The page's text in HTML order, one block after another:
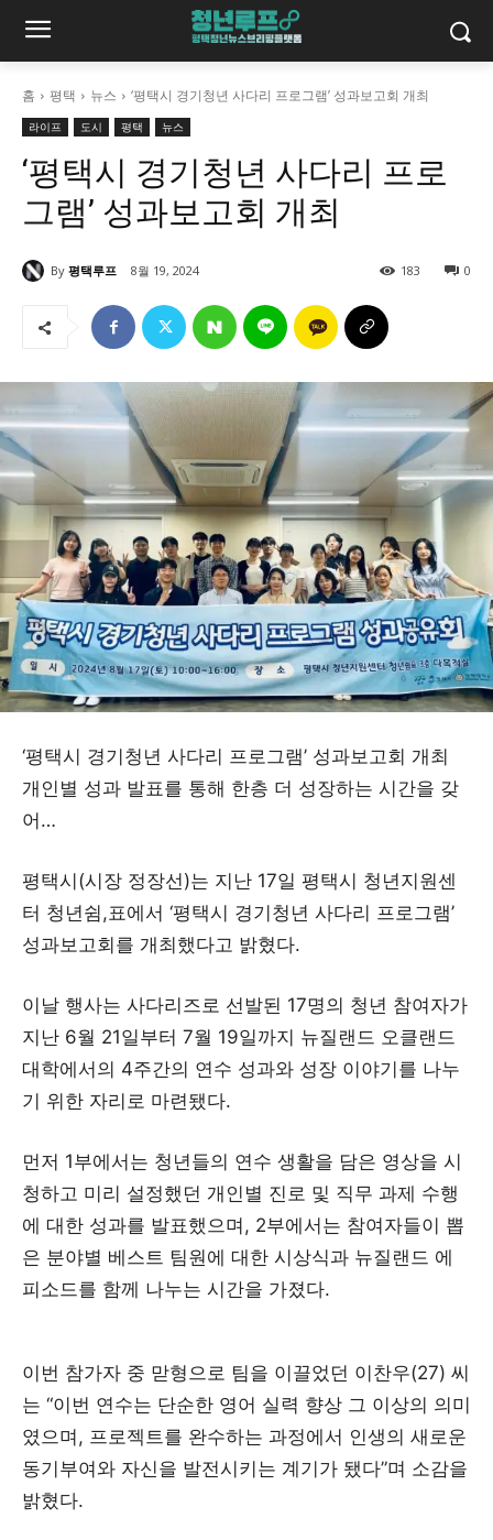
홈 평택 뉴스 ‘평택시 경기청년 사다리 프로그램’ 성과보고회 개최
라이프 도시 평택 뉴스
‘평택시 경기청년 사다리 프로
그램’ 성과보고회 개최
By 평택루프 8월 19, 2024 0
183
‘평택시 경기청년 사다리 프로그램’ 성과보고회 개최
개인별 성과 발표를 통해 한층 더 성장하는 시간을 갖
어…
평택시(시장 정장선)는 지난 17일 평택시 청년지원센
터 청년쉼,표에서 ‘평택시 경기청년 사다리 프로그램’
성과보고회를 개최했다고 밝혔다.
이날 행사는 사다리즈로 선발된 17명의 청년 참여자가
지난 6월 21일부터 7월 19일까지 뉴질랜드 오클랜드
대학에서의 4주간의 연수 성과와 성장 이야기를 나누
기 위한 자리로 마련됐다.
먼저 1부에서는 청년들의 연수 생활을 담은 영상을 시
청하고 미리 설정했던 개인별 진로 및 직무 과제 수행
에 대한 성과를 발표했으며, 2부에서는 참여자들이 뽑
은 분야별 베스트 팀원에 대한 시상식과 뉴질랜드 에
피소드를 함께 나누는 시간을 가졌다.
이번 참가자 중 맏형으로 팀을 이끌었던 이찬우(27) 씨
는 “이번 연수는 단순한 영어 실력 향상 그 이상의 의미
였으며, 프로젝트를 완수하는 과정에서 인생의 새로운
동기부여와 자신을 발전시키는 계기가 됐다”며 소감을
밝혔다.